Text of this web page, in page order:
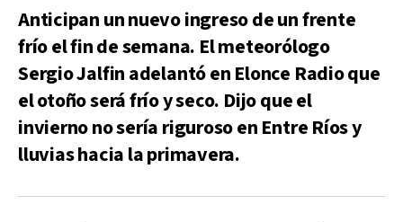
Anticipan un nuevo ingreso de un frente
frío el fin de semana. El meteorólogo
Sergio Jalfin adelantó en Elonce Radio que
el otoño será frío y seco. Dijo que el
invierno no sería riguroso en Entre Ríos y
lluvias hacia la primavera.